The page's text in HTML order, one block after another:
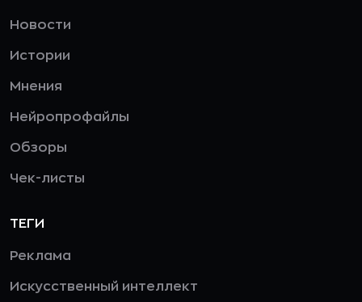
Новости
Истории
Мнения
Нейропрофайлы
Обзоры
Чек-листы
ТЕГИ
Реклама
Искусственный интеллект